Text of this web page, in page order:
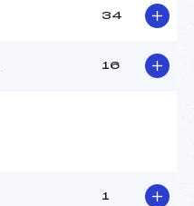
2
3
34
16
1